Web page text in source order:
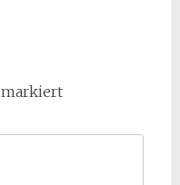
markiert